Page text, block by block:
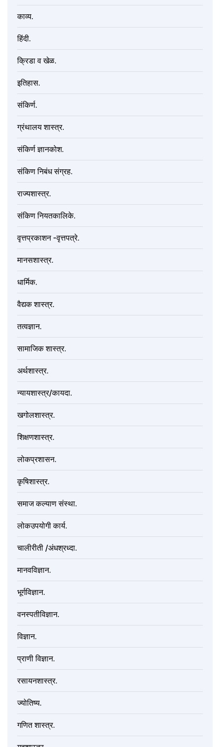
काव्य.
हिंदी.
क्रिडा व खेळ.
इतिहास.
संकिर्ण.
ग्रंथालय शास्त्र.
संकिर्ण ज्ञानकोश.
संकिण निबंध संग्रह.
राज्यशास्त्र.
संकिण नियतकालिके.
वृत्तप्रकाशन -वृत्तपत्रे.
मानसशास्त्र.
धार्मिक.
वैद्यक शास्त्र.
तत्वज्ञान.
सामाजिक शास्त्र.
अर्थशास्त्र.
न्यायशास्त्र/कायदा.
खगोलशास्त्र.
शिक्षणशास्त्र.
लोकप्रशासन.
कृषिशास्त्र.
समाज कल्याण संस्था.
लोकउपयोगी कार्य.
चालीरीती /अंधश्रध्दा.
मानवविज्ञान.
भूर्गविज्ञान.
वनस्पतीविज्ञान.
विज्ञान.
प्राणी विज्ञान.
रसायनशास्त्र.
ज्योतिष्य.
गणित शास्त्र.